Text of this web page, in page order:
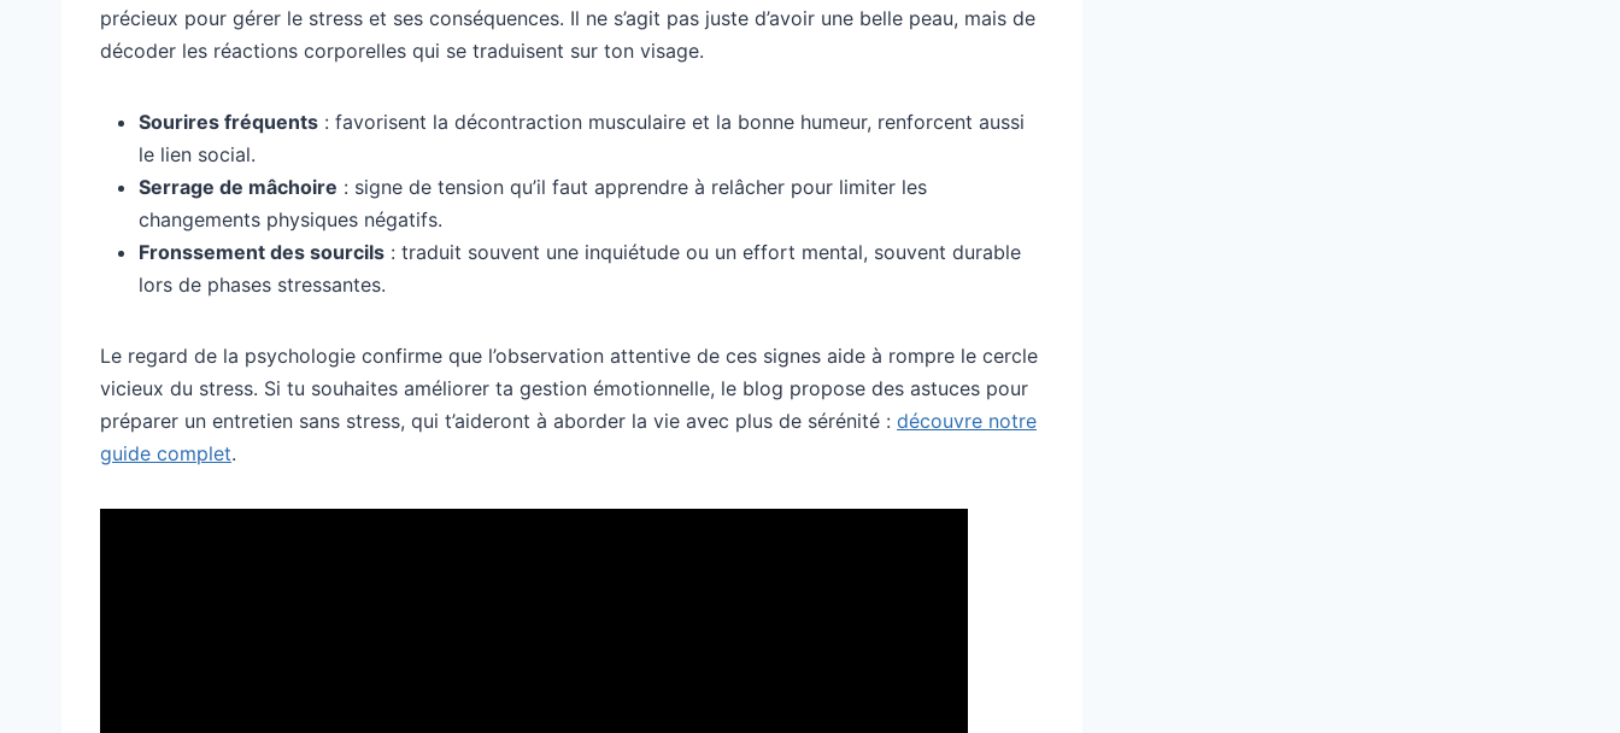
précieux pour gérer le stress et ses conséquences. Il ne s’agit pas juste d’avoir une belle peau, mais de
décoder les réactions corporelles qui se traduisent sur ton visage.
Sourires fréquents : favorisent la décontraction musculaire et la bonne humeur, renforcent aussi
le lien social.
Serrage de mâchoire : signe de tension qu’il faut apprendre à relâcher pour limiter les
changements physiques négatifs.
Fronssement des sourcils : traduit souvent une inquiétude ou un effort mental, souvent durable
lors de phases stressantes.
Le regard de la psychologie confirme que l’observation attentive de ces signes aide à rompre le cercle
vicieux du stress. Si tu souhaites améliorer ta gestion émotionnelle, le blog propose des astuces pour
préparer un entretien sans stress, qui t’aideront à aborder la vie avec plus de sérénité : découvre notre
guide complet.